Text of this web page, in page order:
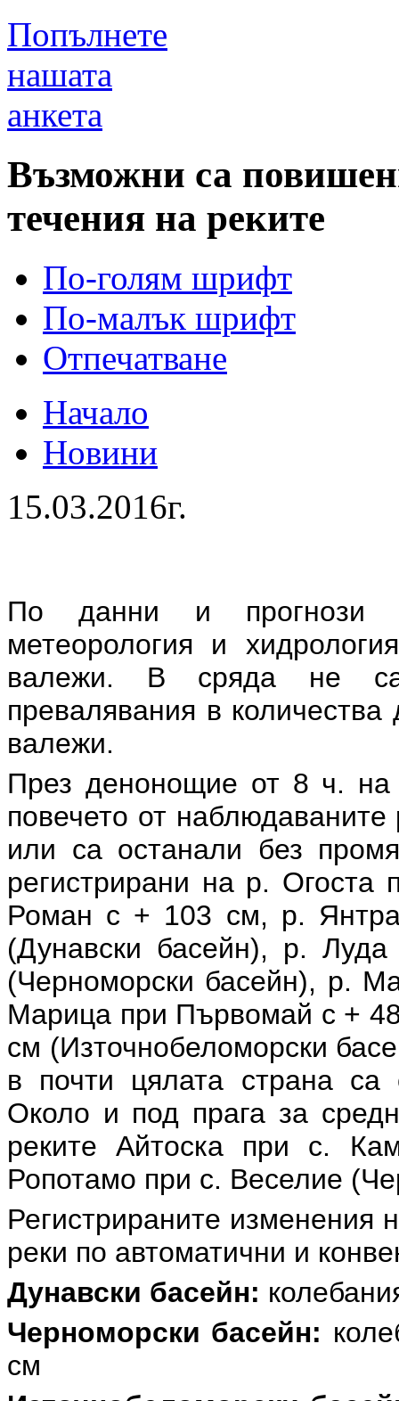
Попълнете
нашата
анкета
Възможни са
течения на реките
По-голям шрифт
По-малък шрифт
Отпечатване
Начало
Новини
15.03.2016г.
По данни и прогнози
метеорология и
валежи. В сряда не са
превалявания в
валежи.
През денонощие от 8 ч.
повечето от
или са останали без
регистрирани на р. Огоста
Роман с + 103 см, р.
(Дунавски басейн), р.
(Черноморски басейн), р.
Марица при Първомай с +
см (Източнобеломорски
в почти цялата страна са
Около и под прага за
реките Айтоска при с.
Ропотамо при с. Веселие
Регистрираните изменения
реки по автоматични и
Дунавски басейн:
Черноморски басейн:
см